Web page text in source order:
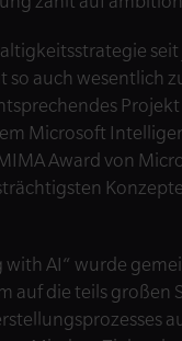
seit
auch wesentlich
Microsoft
Award von
AI“ wurde
auf die teils großen